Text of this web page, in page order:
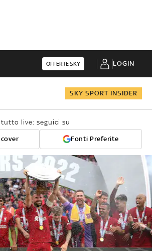
OFFERTE SKY LOGIN
SKY SPORT INSIDER
tutto live: seguici su
Fonti Preferite